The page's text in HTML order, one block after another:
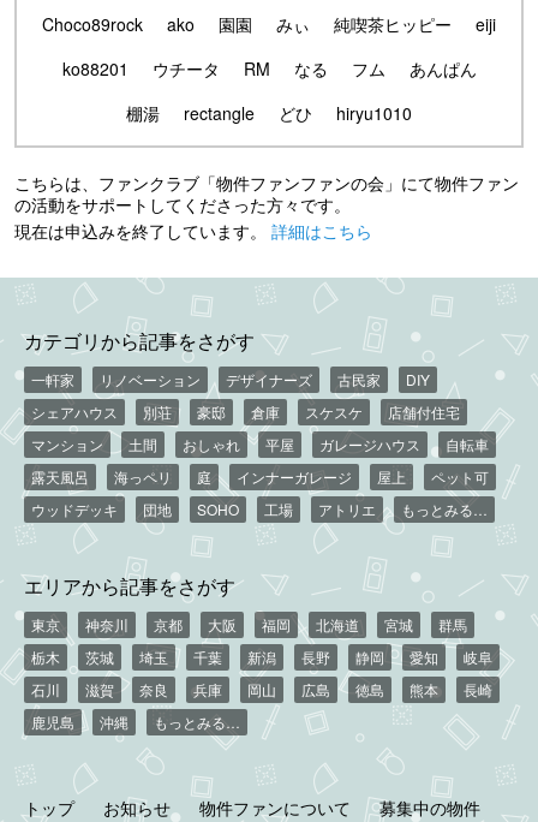
Choco89rock
ako 園園 みぃ 純喫茶ヒッピー
eiji
ko88201
ウチータ RM なる フム
あんぱん
棚湯
rectangle どひ hiryu1010
こちらは、ファンクラブ「物件ファンファンの会」にて物件ファン
の活動をサポートしてくださった方々です。
現在は申込みを終了しています。 詳細はこちら
カテゴリから記事をさがす
一軒家 リノベーション デザイナーズ 古民家
DIY
シェアハウス
別荘 豪邸 倉庫 スケスケ
店舗付住宅
マンション
土間 おしゃれ 平屋 ガレージハウス
自転車
露天風呂
海っペリ 庭 インナーガレージ 屋上
ペット可
ウッドデッキ
団地 SOHO 工場 アトリエ もっとみる…
エリアから記事をさがす
東京 神奈川 京都 大阪 福岡 北海道 宮城
群馬
栃木
茨城 埼玉 千葉 新潟 長野 静岡 愛知
岐阜
石川
滋賀 奈良 兵庫 岡山 広島 徳島 熊本
長崎
鹿児島
沖縄 もっとみる…
トップ お知らせ 物件ファンについて
募集中の物件